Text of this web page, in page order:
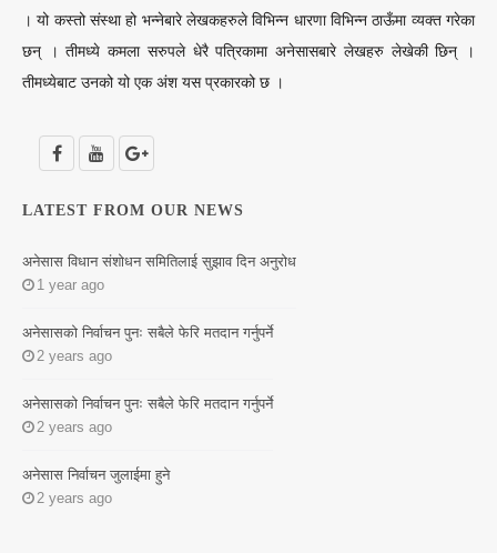
। यो कस्तो संस्था हो भन्नेबारे लेखकहरुले विभिन्न धारणा विभिन्न ठाऊँमा व्यक्त गरेका
छन् । तीमध्ये कमला सरुपले धेरै पत्रिकामा अनेसासबारे लेखहरु लेखेकी छिन् ।
तीमध्येबाट उनको यो एक अंश यस प्रकारको छ ।
LATEST FROM OUR NEWS
अनेसास विधान संशोधन समितिलाई सुझाव दिन अनुरोध
1 year ago
अनेसासको निर्वाचन पुनः सबैले फेरि मतदान गर्नुपर्ने
2 years ago
अनेसासको निर्वाचन पुनः सबैले फेरि मतदान गर्नुपर्ने
2 years ago
अनेसास निर्वाचन जुलाईमा हुने
2 years ago